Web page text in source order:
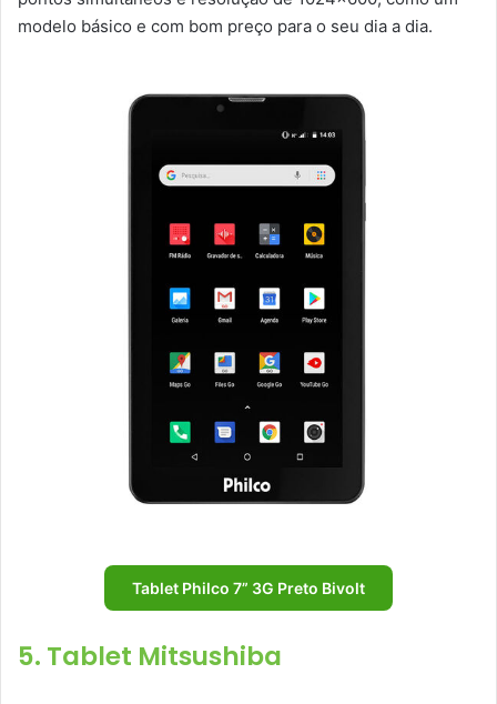
modelo básico e com bom preço para o seu dia a dia.
Tablet Philco 7” 3G Preto Bivolt
5. Tablet Mitsushiba